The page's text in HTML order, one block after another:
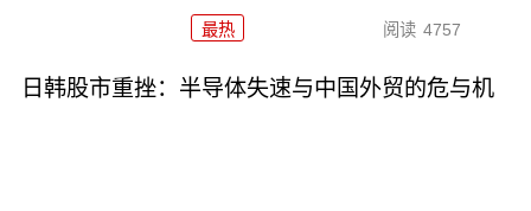
最热 阅读 4757
日韩股市重挫：半导体失速与中国外贸的危与机